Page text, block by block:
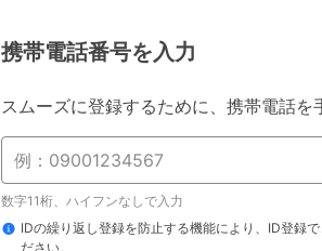
携帯電話番号を入力
スムーズに登録するために、携帯電話を
数字11桁、ハイフンなしで入力
IDの繰り返し登録を防止する機能により、ID登録
ださい。